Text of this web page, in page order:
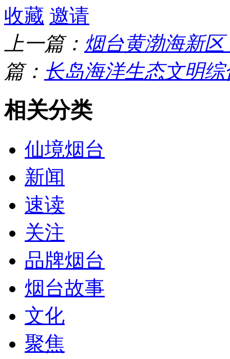
收藏 邀请
上一篇： 烟台黄渤海新
篇： 长岛海洋生态文明
相关分类
仙境烟台
新闻
速读
关注
品牌烟台
烟台故事
文化
聚焦